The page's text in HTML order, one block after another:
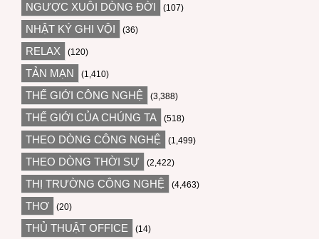
NGƯỢC XUÔI DÒNG ĐỜI (107)
NHẬT KÝ GHI VỘI (36)
RELAX (120)
TẢN MẠN (1,410)
THẾ GIỚI CÔNG NGHỆ (3,388)
THẾ GIỚI CỦA CHÚNG TA (518)
THEO DÒNG CÔNG NGHỆ (1,499)
THEO DÒNG THỜI SỰ (2,422)
THỊ TRƯỜNG CÔNG NGHỆ (4,463)
THƠ (20)
THỦ THUẬT OFFICE (14)